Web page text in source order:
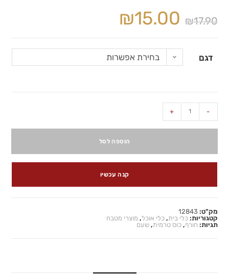
₪17.90
₪15.00
דגם בחירת אפשרות
-
+
הוספה לסל
קנה עכשיו
מק"ט:12843
קטגוריות:כלי בית,כלי אוכל, מוצרי מטבח
תגיות: חורף,כוס טרמית,שעם